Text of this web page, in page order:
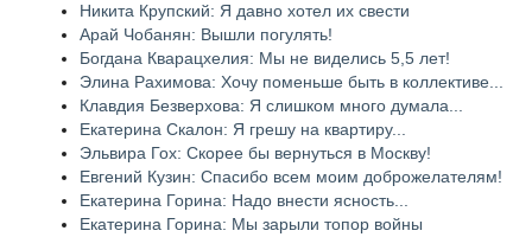
Никита Крупский: Я давно хотел их свести
Арай Чобанян: Вышли погулять!
Богдана Кварацхелия: Мы не виделись 5,5 лет!
Элина Рахимова: Хочу поменьше быть в коллективе...
Клавдия Безверхова: Я слишком много думала...
Екатерина Скалон: Я грешу на квартиру...
Эльвира Гох: Скорее бы вернуться в Москву!
Евгений Кузин: Спасибо всем моим доброжелателям!
Екатерина Горина: Надо внести ясность...
Екатерина Горина: Мы зарыли топор войны